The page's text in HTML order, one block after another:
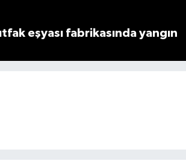
eşyası fabrikasında yangın